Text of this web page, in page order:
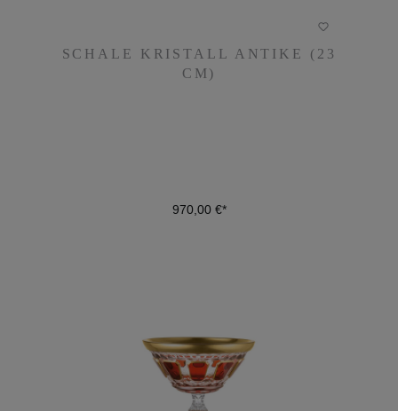
SCHALE KRISTALL ANTIKE (23
CM)
970,00 €*
CM)
DETAILS